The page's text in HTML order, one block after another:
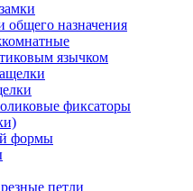
общего назначения
язычком
фиксаторы
формы
петли